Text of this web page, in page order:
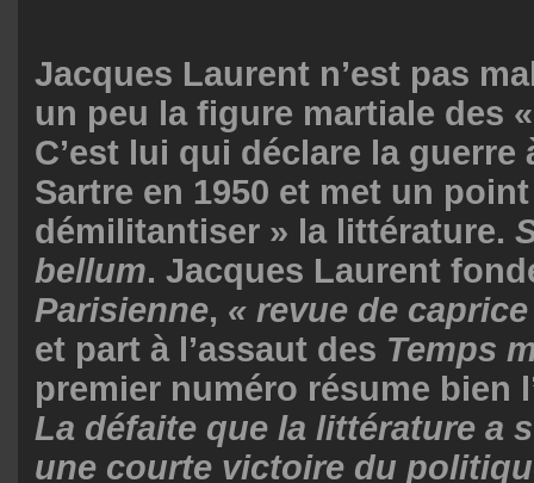
Jacques Laurent n’est pas
un peu la figure martiale des
C’est lui qui déclare la guerre
Sartre en 1950 et met un
démilitantiser » la littérature.
bellum. Jacques Laurent
Parisienne, « revue de
et part à l’assaut des Temps
premier numéro résume bien
La défaite que la littérature a
une courte victoire du